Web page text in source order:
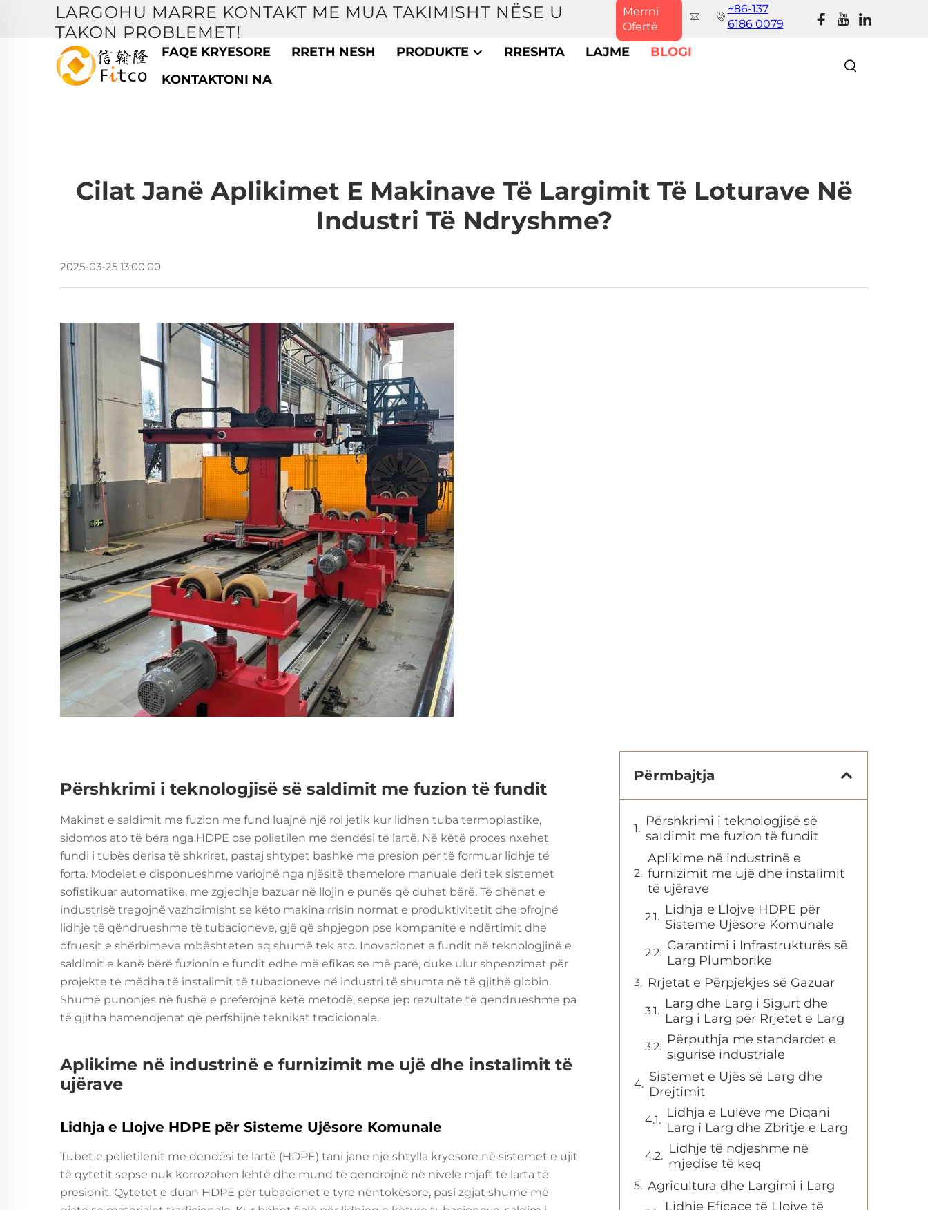
LARGOHU MARRE KONTAKT ME MUA TAKIMISHT NËSE U
TAKON PROBLEMET!
Merrni
Ofertë
+86-137
6186 0079
FAQE KRYESORE RRETH NESH PRODUKTE RRESHTA LAJME
BLOGI
KONTAKTONI NA
Cilat Janë Aplikimet E Makinave Të Largimit Të Loturave Në
Industri Të Ndryshme?
2025-03-25 13:00:00
Përshkrimi i teknologjisë së saldimit me fuzion të fundit
Makinat e saldimit me fuzion me fund luajnë një rol jetik kur lidhen tuba termoplastike,
sidomos ato të bëra nga HDPE ose polietilen me dendësi të lartë. Në këtë proces nxehet
fundi i tubës derisa të shkriret, pastaj shtypet bashkë me presion për të formuar lidhje të
forta. Modelet e disponueshme variojnë nga njësitë themelore manuale deri tek sistemet
sofistikuar automatike, me zgjedhje bazuar në llojin e punës që duhet bërë. Të dhënat e
industrisë tregojnë vazhdimisht se këto makina rrisin normat e produktivitetit dhe ofrojnë
lidhje të qëndrueshme të tubacioneve, gjë që shpjegon pse kompanitë e ndërtimit dhe
ofruesit e shërbimeve mbështeten aq shumë tek ato. Inovacionet e fundit në teknologjinë e
saldimit e kanë bërë fuzionin e fundit edhe më efikas se më parë, duke ulur shpenzimet për
projekte të mëdha të instalimit të tubacioneve në industri të shumta në të gjithë globin.
Shumë punonjës në fushë e preferojnë këtë metodë, sepse jep rezultate të qëndrueshme pa
të gjitha hamendjenat që përfshijnë teknikat tradicionale.
Aplikime në industrinë e furnizimit me ujë dhe instalimit të
ujërave
Lidhja e Llojve HDPE për Sisteme Ujësore Komunale
Tubet e polietilenit me dendësi të lartë (HDPE) tani janë një shtylla kryesore në sistemet e ujit
të qytetit sepse nuk korrozohen lehtë dhe mund të qëndrojnë në nivele mjaft të larta të
presionit. Qytetet e duan HDPE për tubacionet e tyre nëntokësore, pasi zgjat shumë më
Përmbajtja
Përshkrimi i teknologjisë së
saldimit me fuzion të fundit
Aplikime në industrinë e
furnizimit me ujë dhe instalimit
të ujërave
Lidhja e Llojve HDPE për
Sisteme Ujësore Komunale
Garantimi i Infrastrukturës së
Larg Plumborike
Rrjetat e Përpjekjes së Gazuar
Larg dhe Larg i Sigurt dhe
Larg i Larg për Rrjetet e Larg
Përputhja me standardet e
sigurisë industriale
Sistemet e Ujës së Larg dhe
Drejtimit
Lidhja e Lulëve me Diqani
Larg i Larg dhe Zbritje e Larg
Lidhje të ndjeshme në
mjedise të keq
Agricultura dhe Largimi i Larg
Lidhje Eficace të Llojve të